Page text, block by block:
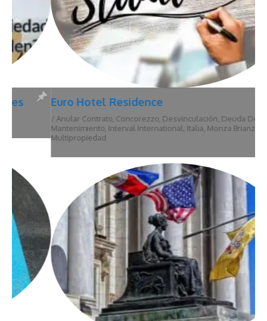
Euro Hotel Residence
Anular Contrato,Concorezzo,Desvinculación,Deuda De
Mantenimiento,Interval International,Italia,Monza Brianza,
Multipropiedad